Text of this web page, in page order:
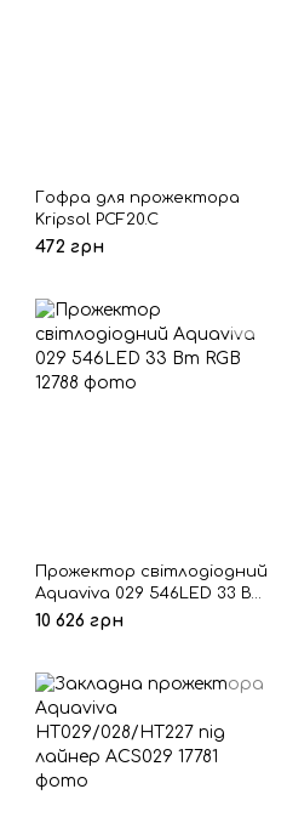
Гофра для прожектора
Kripsol PCF20.C
472 грн
Прожектор світлодіодний
Aquaviva 029 546LED 33 Вт
RGB
10 626 грн